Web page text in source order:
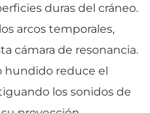
duras del cráneo.
arcos temporales,
cámara de resonancia.
hundido reduce el
los sonidos de